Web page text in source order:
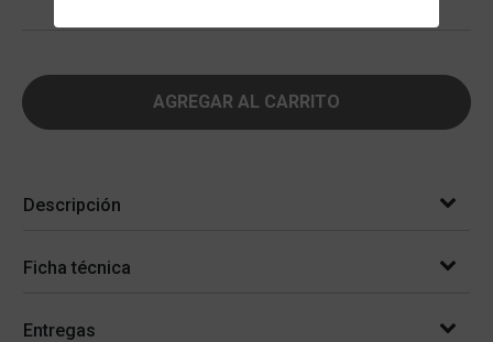
AGREGAR AL CARRITO
Descripción
Ficha técnica
Entregas